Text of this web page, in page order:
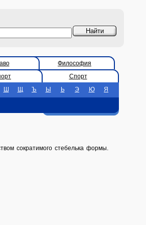
Философия
Спорт
Ш Щ Ъ Ы Ь Э Ю Я
сократимого стебелька формы.